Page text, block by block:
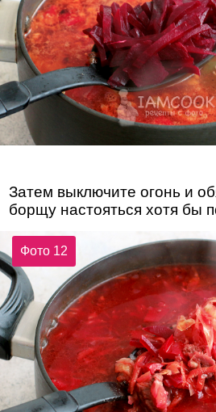
Затем выключите огонь и
борщу настояться хотя бы
Фото 12